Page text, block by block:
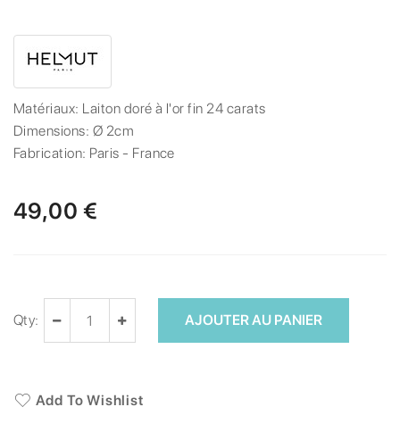
Matériaux: Laiton doré à l'or fin 24 carats
Dimensions: Ø 2cm
Fabrication: Paris - France
49,00 €
Qty: AJOUTER AU PANIER
Add To Wishlist